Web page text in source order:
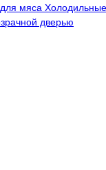
мяса
дверью